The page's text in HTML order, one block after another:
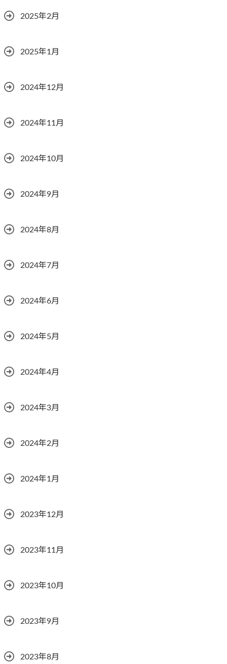
2025年2月
2025年1月
2024年12月
2024年11月
2024年10月
2024年9月
2024年8月
2024年7月
2024年6月
2024年5月
2024年4月
2024年3月
2024年2月
2024年1月
2023年12月
2023年11月
2023年10月
2023年9月
2023年8月